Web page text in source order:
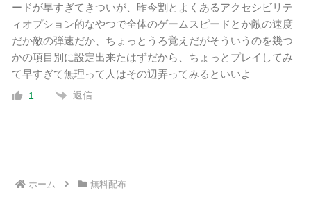
ードが早すぎてきついが、昨今割とよくあるアクセシビリテ
ィオプション的なやつで全体のゲームスピードとか敵の速度
だか敵の弾速だか、ちょっとうろ覚えだがそういうのを幾つ
かの項目別に設定出来たはずだから、ちょっとプレイしてみ
て早すぎて無理って人はその辺弄ってみるといいよ
1 返信
ホーム 無料配布